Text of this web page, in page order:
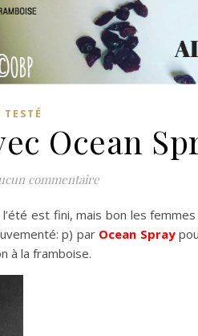
Ocean
commentaire
est fini, mais bon les
p) par Ocean Spray
à la framboise.